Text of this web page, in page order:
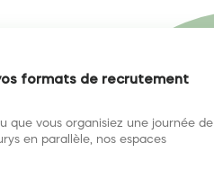
formats de recrutement
que vous organisiez une journée de
en parallèle, nos espaces